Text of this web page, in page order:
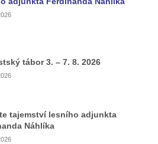
Hrobčicích
Mirošovicích
na hřbitově v
na hřbitově v
na hřbitově v
tábor 3. – 7. 8. 2026
tajemství lesního adjunkta
Náhlíka